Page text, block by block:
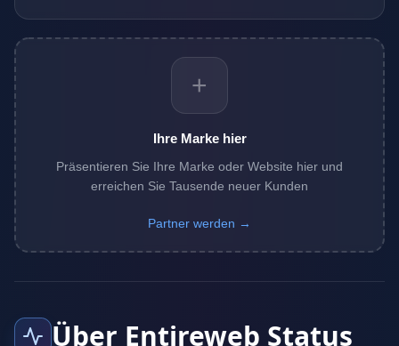
+
Ihre Marke hier
Präsentieren Sie Ihre Marke oder Website hier und
erreichen Sie Tausende neuer Kunden
Partner werden →
Über Entireweb Status